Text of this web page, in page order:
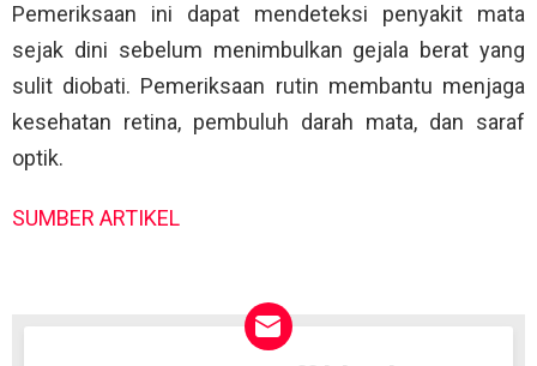
Pemeriksaan ini dapat mendeteksi penyakit mata
sejak dini sebelum menimbulkan gejala berat yang
sulit diobati. Pemeriksaan rutin membantu menjaga
kesehatan retina, pembuluh darah mata, dan saraf
optik.
SUMBER ARTIKEL